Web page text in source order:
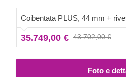
comoda seconda casa.
materiale composito costituito da
cellulosa e materiali minerali.
apprezzato per la sua
resistenza all’umidità e al fuoco,
gradevole impatto estetico.
presenta anche quarzite, una
Coibentata PLUS, 44 mm +
35.749,00 € 43.702,00 €
Foto e